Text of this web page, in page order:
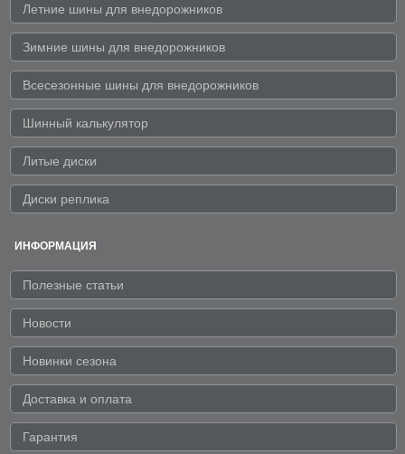
Летние шины для внедорожников
Зимние шины для внедорожников
Всесезонные шины для внедорожников
Шинный калькулятор
Литые диски
Диски реплика
ИНФОРМАЦИЯ
Полезные статьи
Новости
Новинки сезона
Доставка и оплата
Гарантия